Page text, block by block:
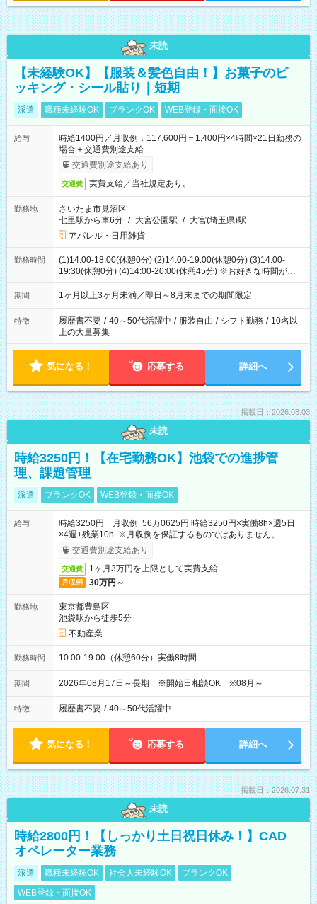
未読
【未経験OK】【服装＆髪色自由！】お菓子のピ
ッキング・シール貼り｜短期
派遣 職種未経験OK ブランクOK WEB登録・面接OK
給与
時給1400円／月収例：117,600円＝1,400円×4時間×21日勤務の
場合＋交通費別途支給
交通費別途支給あり
交通費 実費支給／当社規定あり。
勤務地
さいたま市見沼区
七里駅から車6分 / 大宮公園駅 / 大宮(埼玉県)駅
アパレル・日用雑貨
勤務時間
(1)14:00-18:00(休憩0分) (2)14:00-19:00(休憩0分) (3)14:00-
19:30(休憩0分) (4)14:00-20:00(休憩45分) ※お好きな時間が選べ
ます
期間 1ヶ月以上3ヶ月未満／即日～8月末までの期間限定
特徴 履歴書不要 / 40～50代活躍中 / 服装自由 / シフト勤務 / 10名以
上の大量募集
気になる！ 応募する 詳細へ
掲載日：2026.08.03
未読
時給3250円！【在宅勤務OK】池袋での進捗管
理、課題管理
派遣 ブランクOK WEB登録・面接OK
給与
時給3250円 月収例 56万0625円 時給3250円×実働8h×週5日
×4週+残業10h ※月収例を保証するものではありません。
交通費別途支給あり
交通費 1ヶ月3万円を上限として実費支給
月収例 30万円～
勤務地
東京都豊島区
池袋駅から徒歩5分
不動産業
勤務時間 10:00-19:00（休憩60分）実働8時間
期間 2026年08月17日～長期 ※開始日相談OK ※08月～
特徴 履歴書不要 / 40～50代活躍中
気になる！ 応募する 詳細へ
掲載日：2026.07.31
未読
時給2800円！【しっかり土日祝日休み！】CAD
オペレーター業務
派遣 職種未経験OK 社会人未経験OK
ブランクOK
WEB登録・面接OK